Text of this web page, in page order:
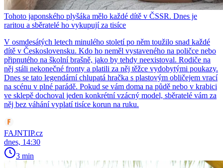
Tohoto japonského plyšáka mělo každé dítě v ČSSR. Dnes je
raritou a sběratelé ho vykupují za tisíce
V osmdesátých letech minulého století po něm toužilo snad každé
dítě v Československu. Kdo ho neměl vystaveného na poličce nebo
připnutého na školní brašně, jako by tehdy neexistoval. Rodiče na
něj stáli nekonečné fronty a platili za něj těžce vydobytými poukazy.
Dnes se tato legendární chlupatá hračka s plastovým obličejem vrací
na scénu v plné parádě. Pokud se vám doma na půdě nebo v krabici
ve sklepě dochoval jeden konkrétní vzácný model, sběratelé vám za
něj bez váhání vyplatí tisíce korun na ruku.
FAJNTIP.cz
dnes, 14:30
3 min